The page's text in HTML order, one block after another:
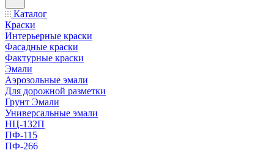
Каталог
Краски
Интерьерные краски
Фасадные краски
Фактурные краски
Эмали
Аэрозольные эмали
Для дорожной разметки
Грунт Эмали
Универсальные эмали
НЦ-132П
ПФ-115
ПФ-266